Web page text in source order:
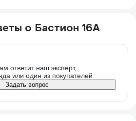
о Бастион 16A
ответит наш эксперт,
или один из покупателей
Задать вопрос